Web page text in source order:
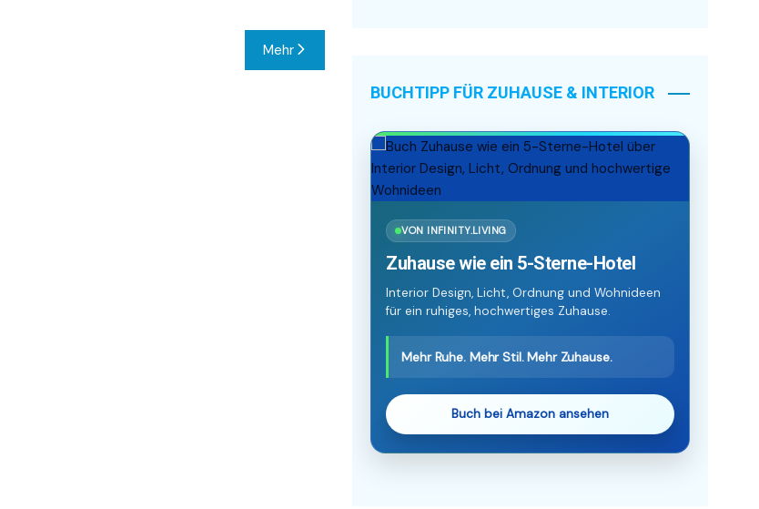
Mehr
BUCHTIPP FÜR ZUHAUSE & INTERIOR
VON INFINITY.LIVING
Zuhause wie ein 5-Sterne-Hotel
Interior Design, Licht, Ordnung und Wohnideen
für ein ruhiges, hochwertiges Zuhause.
Mehr Ruhe. Mehr Stil. Mehr Zuhause.
Buch bei Amazon ansehen